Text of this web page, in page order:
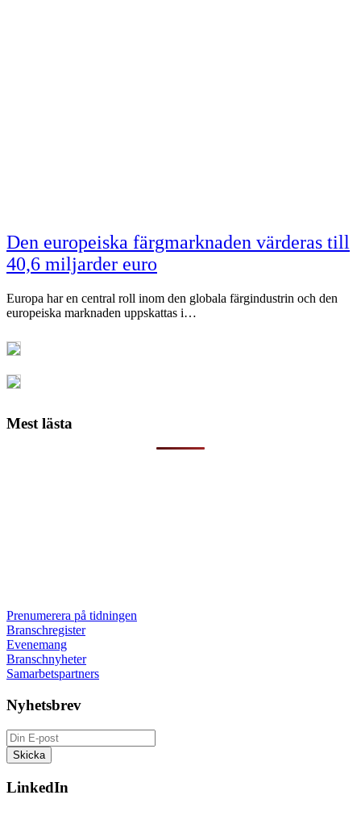
Den europeiska färgmarknaden värderas till
40,6 miljarder euro
Europa har en central roll inom den globala färgindustrin och den
europeiska marknaden uppskattas i…
Mest lästa
Prenumerera på tidningen
Branschregister
Evenemang
Branschnyheter
Samarbetspartners
Nyhetsbrev
LinkedIn